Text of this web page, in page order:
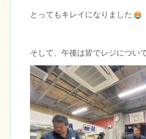
とってもキレイになりました
そして、午後は皆でレジについ